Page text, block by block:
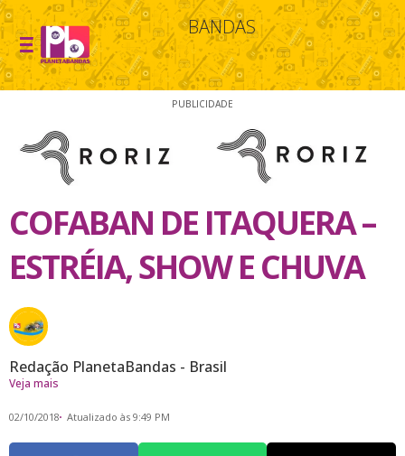
BANDAS
PUBLICIDADE
COFABAN DE ITAQUERA –
ESTRÉIA, SHOW E CHUVA
Redação PlanetaBandas - Brasil
Veja mais
02/10/2018 Atualizado às 9:49 PM